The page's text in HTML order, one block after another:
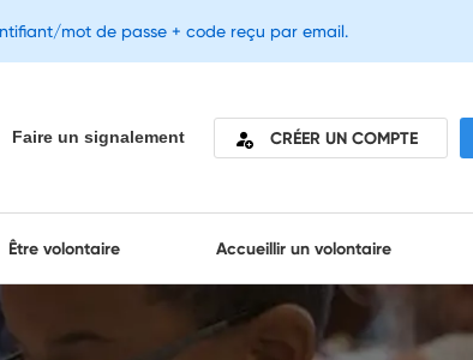
Faire un signalement CRÉER UN COMPTE
Être volontaire Accueillir un volontaire
mot de passe + code reçu par email.